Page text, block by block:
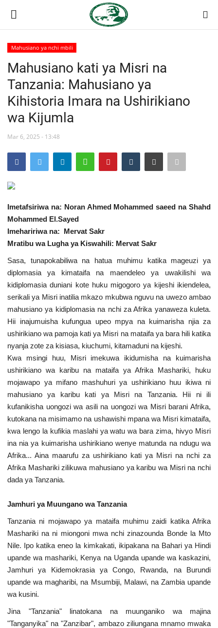
Nyumba
Jukwaa la Nasser la Kimataifa
Wasiliana
Onyesho la Majaribio
Misri
Timu yetu
Urithi wa Nasser
Habari
Harakati ya Nasser kwa Vijana
Udhamini wa Nasser
Kanuni na Masharti ya Udhamini wa
Nasser
Nyaraka na Marejeleo
Waanzilishi
Raia wa ulimwengu mzima
Nyaraka
Nafasi
Video
Maonyesho
Wadhamini
Language
English Swahili español
Mahusiano ya nchi mbili
Mahusiano kati ya Misri na
Tanzania: Mahusiano ya
Kihistoria Imara na Ushirikiano
wa Kijumla
Mar 6, 2025 - 13:48
Imetafsiriwa na: Noran Ahmed Mohammed saeed na Shahd
Mohammed El.Sayed
Imehaririwa na: Mervat Sakr
Mratibu wa Lugha ya Kiswahili: Mervat Sakr
Sasa, tunapokabiliwa na hatua muhimu katika mageuzi ya
diplomasia ya kimataifa na maendeleo ya uwakilishi wa
kidiplomasia duniani kote huku migogoro ya kijeshi ikiendelea,
serikali ya Misri inatilia mkazo mkubwa nguvu na uwezo ambao
mahusiano ya kidiplomasia na nchi za Afrika yanaweza kuleta.
Hii inajumuisha kufungua upeo mpya na kuimarisha njia za
ushirikiano wa pamoja kati ya Misri na mataifa ya bara hili katika
nyanja zote za kisiasa, kiuchumi, kitamaduni na kijeshi.
Kwa msingi huu, Misri imekuwa ikidumisha na kuimarisha
ushirikiano wa karibu na mataifa ya Afrika Mashariki, huku
mojawapo ya mifano mashuhuri ya ushirikiano huu ikiwa ni
mahusiano ya karibu kati ya Misri na Tanzania. Hii ni ili
kufanikisha uongozi wa asili na uongozi wa Misri barani Afrika,
kutokana na misimamo na ushawishi mpana wa Misri kimataifa,
kwa lengo la kufikia maslahi ya watu wa bara zima, hivyo Misri
ina nia ya kuimarisha ushirikiano wenye matunda na ndugu wa
Afrika... Aina maarufu za ushirikiano kati ya Misri na nchi za
Afrika Mashariki zilikuwa mahusiano ya karibu wa Misri na nchi
dada ya Tanzania.
Jamhuri ya Muungano wa Tanzania
Tanzania ni mojawapo ya mataifa muhimu zaidi katika Afrika
Mashariki na ni miongoni mwa nchi zinazounda Bonde la Mto
Nile. Ipo katika eneo la kimkakati, ikipakana na Bahari ya Hindi
upande wa mashariki, Kenya na Uganda upande wa kaskazini,
Jamhuri ya Kidemokrasia ya Congo, Rwanda, na Burundi
upande wa magharibi, na Msumbiji, Malawi, na Zambia upande
wa kusini.
Jina "Tanzania" linatokana na muunganiko wa majina
"Tanganyika" na "Zanzibar", ambazo ziliungana mnamo mwaka